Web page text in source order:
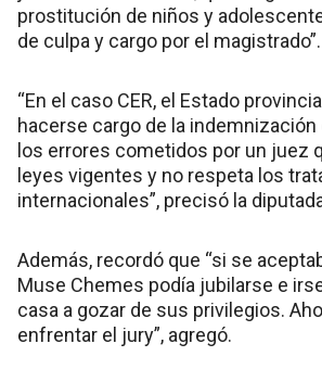
prostitución de niños y
de culpa y cargo por el magistrado”.
“En el caso CER, el Estado
hacerse cargo de la
los errores cometidos por un juez
leyes vigentes y no respeta los
internacionales”, precisó la
Además, recordó que “si se
Muse Chemes podía jubilarse e
casa a gozar de sus privilegios.
enfrentar el jury”, agregó.